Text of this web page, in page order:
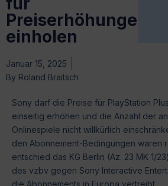
Preiserhöhungen
einholen
Januar 15, 2025
By Roland Braitsch
Sony darf die Preise für PlayStation
einseitig erhöhen und die Anzahl der
Onlinespiele nicht willkürlich
den Abonnement-Bedingungen waren
entschied das KG Berlin (Az. 23 MK 1/
des vzbv gegen Sony Interactive
die Abonnements in Europa vertreibt.